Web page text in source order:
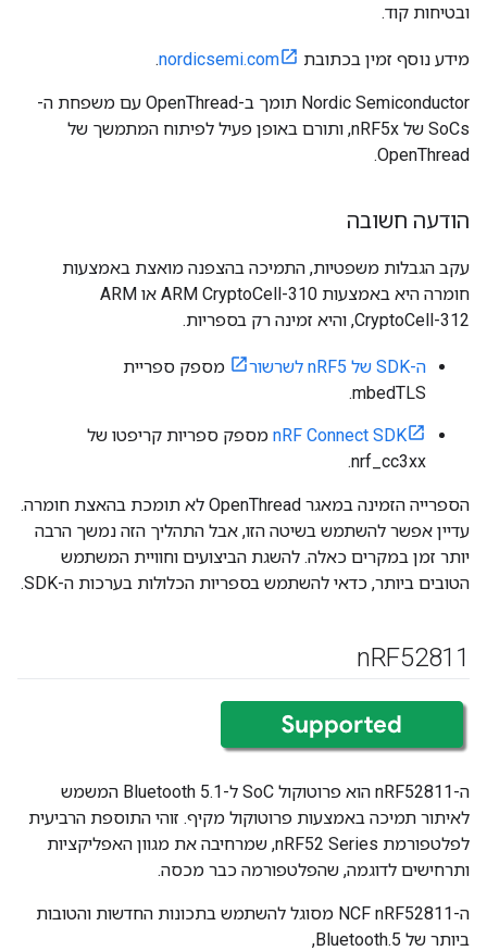
ובטיחות קוד.
מידע נוסף זמין בכתובת nordicsemi.com
.
Nordic Semiconductor תומך ב-OpenThread עם משפחת ה-
SoCs של nRF5x, ותורם באופן פעיל לפיתוח המתמשך של
OpenThread.
הודעה חשובה
עקב הגבלות משפטיות, התמיכה בהצפנה מואצת באמצעות
חומרה היא באמצעות ARM CryptoCell-310 או ARM
CryptoCell-312, והיא זמינה רק בספריות.
ה-SDK של nRF5 לשרשור
מספק ספריית
mbedTLS.
nRF Connect SDK מספק ספריות קריפטו של
nrf_cc3xx.
הספרייה הזמינה במאגר OpenThread לא תומכת בהאצת חומרה.
עדיין אפשר להשתמש בשיטה הזו, אבל התהליך הזה נמשך הרבה
יותר זמן במקרים כאלה. להשגת הביצועים וחוויית המשתמש
הטובים ביותר, כדאי להשתמש בספריות הכלולות בערכות ה-SDK.
nRF52811
ה-nRF52811 הוא פרוטוקול SoC ל-Bluetooth 5.1 המשמש
לאיתור תמיכה באמצעות פרוטוקול מקיף. זוהי התוספת הרביעית
לפלטפורמת nRF52 Series, שמרחיבה את מגוון האפליקציות
ותרחישים לדוגמה, שהפלטפורמה כבר מכסה.
ה-NCF nRF52811 מסוגל להשתמש בתכונות החדשות והטובות
ביותר של Bluetooth.5,